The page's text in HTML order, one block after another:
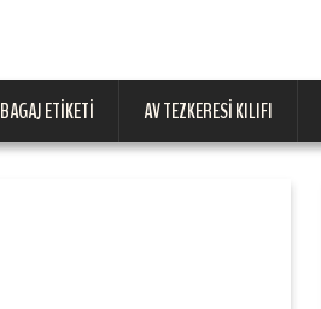
BAGAJ ETIKETI AV TEZKERESI KILIFI